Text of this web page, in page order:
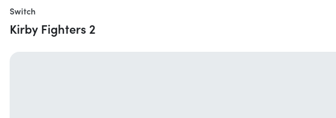
Switch
Kirby Fighters 2